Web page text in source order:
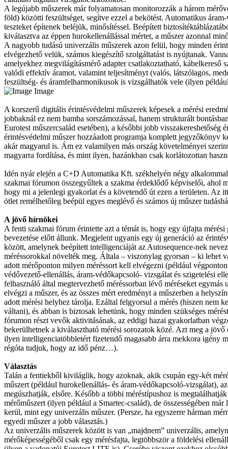
A legújabb műszerek már folyamatosan monitorozzák a három
föld) közötti feszültséget, segítve ezzel a bekötést. Automatikus
teszteket építenek beléjük, minősítéssel. Beépített
kiválasztva az éppen hurokellenállással mértet, a műszer azonnal
A nagyobb tudású univerzális műszerek azon felül, hogy minden
elvégezhető velük, számos kiegészítő szolgáltatást is nyújtanak.
amelyekhez megvilágításmérő adapter csatlakoztatható, kábelkereső
valódi effektív áramot, valamint teljesítményt (valós, látszólagos,
feszültség- és áramfelharmonikusok is vizsgálhatók vele (ilyen
Image
A korszerű digitális érintésvédelmi műszerek képesek a mérési
jobbaknál ez nem bamba sorszámozással, hanem strukturált
Eurotest műszercsalád esetében), a későbbi jobb visszakereshetőség
érintésvédelmi műszer hozzáadott programja komplett jegyzőkönyv
akár magyarul is. Ám ez valamilyen más ország követelményei
magyarra fordítása, és mint ilyen, hazánkban csak korlátozottan
Idén nyár elején a C+D Automatika Kft. székhelyén négy
szakmai fórumon összegyűltek a szakma érdeklődő képviselői, ahol
hogy mi a jelenlegi gyakorlat és a követendő út ezen a területen. Az
ötlet remélhetőleg beépül egyes meglévő és számos új műszer
A jövő hírnökei
A fenti szakmai fórum érintette azt a témát is, hogy egy újfajta mérési
bevezetése előtt állunk. Megjelent ugyanis egy új generáció az
között, amelynek beépített intelligenciáját az Autosequence-nek
méréssorokkal növelték meg. Általa – viszonylag gyorsan – ki lehet
adott mérőponton milyen méréssort kell elvégezni (például
védővezető-ellenállás, áram-védőkapcsoló- vizsgálat és szigetelési
felhasználó által megtervezhető méréssorban lévő méréseket egymás
elvégzi a műszer, és az összes mért eredményt a műszerben a
adott mérési helyhez tárolja. Ezáltal felgyorsul a mérés (hiszen nem
váltani), és abban is biztosak lehetünk, hogy minden szükséges
fórumon részt vevők aktivitásának, az eddigi hazai gyakorlatban
bekerülhetnek a kiválasztható mérési sorozatok közé. Azt meg a
ilyen intelligenciatöbbletért fizetendő magasabb árra mekkora igény
régóta tudjuk, hogy az idő pénz…).
Választás
Talán a fentiekből kiviláglik, hogy azoknak, akik csupán egy-két
műszert (például hurokellenállás- és áram-védőkapcsoló-vizsgálat),
megúszhatják, elsőre. Később a többi méréstípushoz is
mérőműszert (ilyen például a Smartec-család), de összességében már
kerül, mint egy univerzális műszer. (Persze, ha egyszerre hárman
egyedi műszer a jobb választás.)
Az univerzális műszerek között is van „majdnem” univerzális,
mérőképességéből csak egy mérésfajta, legtöbbször a földelési